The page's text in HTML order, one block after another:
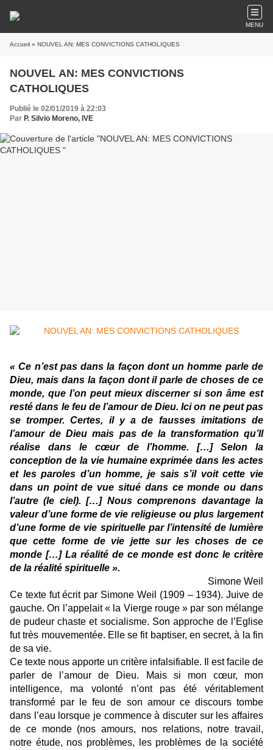
MENU
Accueil » NOUVEL AN: MES CONVICTIONS CATHOLIQUES
NOUVEL AN: MES CONVICTIONS
CATHOLIQUES
Publié le 02/01/2019 à 22:03
Par P. Silvio Moreno, IVE
« Ce n’est pas dans la façon dont un homme parle de
Dieu, mais dans la façon dont il parle de choses de ce
monde, que l’on peut mieux discerner si son âme est
resté dans le feu de l’amour de Dieu. Ici on ne peut pas
se tromper. Certes, il y a de fausses imitations de
l’amour de Dieu mais pas de la transformation qu’Il
réalise dans le cœur de l’homme. […] Selon la
conception de la vie humaine exprimée dans les actes
et les paroles d’un homme, je sais s’il voit cette vie
dans un point de vue situé dans ce monde ou dans
l’autre (le ciel). […] Nous comprenons davantage la
valeur d’une forme de vie religieuse ou plus largement
d’une forme de vie spirituelle par l’intensité de lumière
que cette forme de vie jette sur les choses de ce
monde […] La réalité de ce monde est donc le critère
de la réalité spirituelle ».
Simone Weil
Ce texte fut écrit par Simone Weil (1909 – 1934). Juive de
gauche. On l’appelait « la Vierge rouge » par son mélange
de pudeur chaste et socialisme. Son approche de l’Eglise
fut très mouvementée. Elle se fit baptiser, en secret, à la fin
de sa vie.
Ce texte nous apporte un critère infalsifiable. Il est facile de
parler de l’amour de Dieu. Mais si mon cœur, mon
intelligence, ma volonté n’ont pas été véritablement
transformé par le feu de son amour ce discours tombe
dans l’eau lorsque je commence à discuter sur les affaires
de ce monde (nos amours, nos relations, notre travail,
notre étude, nos problèmes, les problèmes de la société